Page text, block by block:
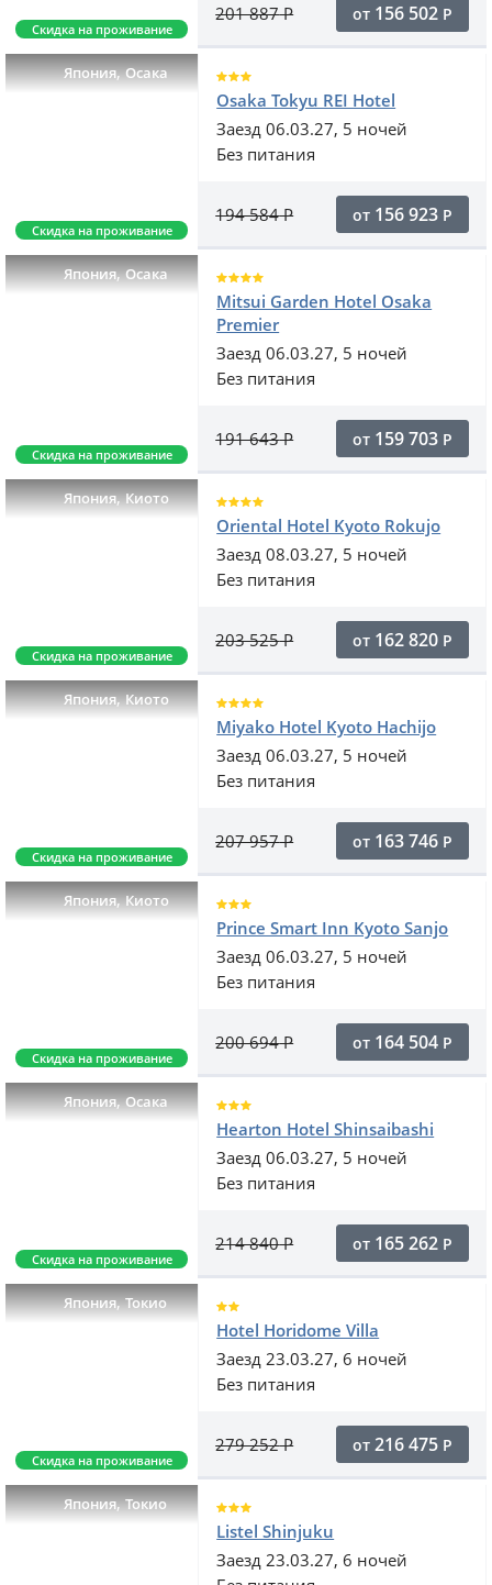
Скидка на проживание
201 887Р от 156 502 Р
Япония,Осака
Скидка на проживание
Osaka Tokyu REI Hotel
Заезд 06.03.27, 5 ночей
Без питания
194 584Р от 156 923 Р
Япония,Осака
Скидка на проживание
Mitsui Garden Hotel Osaka
Premier
Заезд 06.03.27, 5 ночей
Без питания
191 643Р от 159 703 Р
Япония,Киото
Скидка на проживание
Oriental Hotel Kyoto Rokujo
Заезд 08.03.27, 5 ночей
Без питания
203 525Р от 162 820 Р
Япония,Киото
Скидка на проживание
Miyako Hotel Kyoto Hachijo
Заезд 06.03.27, 5 ночей
Без питания
207 957Р от 163 746 Р
Япония,Киото
Скидка на проживание
Prince Smart Inn Kyoto Sanjo
Заезд 06.03.27, 5 ночей
Без питания
200 694Р от 164 504 Р
Япония,Осака
Скидка на проживание
Hearton Hotel Shinsaibashi
Заезд 06.03.27, 5 ночей
Без питания
214 840Р от 165 262 Р
Япония,Токио
Скидка на проживание
Hotel Horidome Villa
Заезд 23.03.27, 6 ночей
Без питания
279 252Р от 216 475 Р
Япония,Токио
Listel Shinjuku
Заезд 23.03.27, 6 ночей